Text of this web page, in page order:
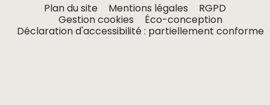
Plan du site
Mentions légales
RGPD
Gestion cookies
Éco-conception
Déclaration d'accessibilité : partiellement conforme